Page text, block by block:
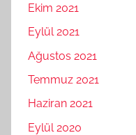
Ekim 2021
Eylül 2021
Ağustos 2021
Temmuz 2021
Haziran 2021
Eylül 2020